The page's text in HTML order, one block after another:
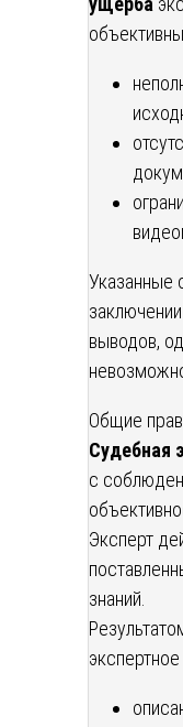
Указанные
выводов,
Общие
Судебная
с
Эксперт
знаний.